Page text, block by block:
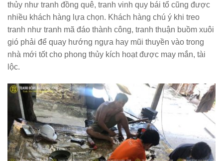
thủy như tranh đồng quê, tranh vinh quy bái tổ cũng được
nhiều khách hàng lựa chọn. Khách hàng chú ý khi treo
tranh như tranh mã đáo thành công, tranh thuận buồm xuôi
gió phải để quay hướng ngựa hay mũi thuyền vào trong
nhà mới tốt cho phong thủy kích hoạt được may mắn, tài
lộc.